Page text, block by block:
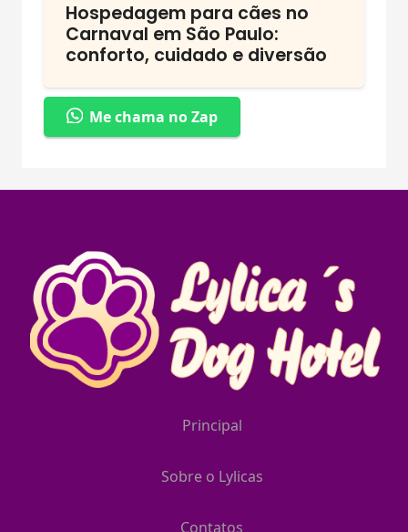
Hospedagem para cães no
Carnaval em São Paulo:
conforto, cuidado e diversão
Me chama no Zap
Principal
Sobre o Lylicas
Contatos